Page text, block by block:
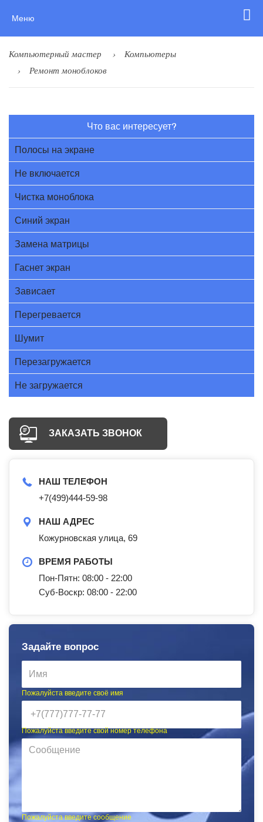
Меню
Компьютерный мастер
Компьютеры
Ремонт моноблоков
Что вас интересует?
Полосы на экране
Не включается
Чистка моноблока
Синий экран
Замена матрицы
Гаснет экран
Зависает
Перегревается
Шумит
Перезагружается
Не загружается
ЗАКАЗАТЬ ЗВОНОК
НАШ ТЕЛЕФОН
+7(499)444-59-98
НАШ АДРЕС
Кожурновская улица, 69
ВРЕМЯ РАБОТЫ
Пон-Пятн: 08:00 - 22:00
Суб-Воскр: 08:00 - 22:00
Задайте вопрос
Пожалуйста введите своё имя
Пожалуйста введите свой номер телефона
Пожалуйста введите сообщение